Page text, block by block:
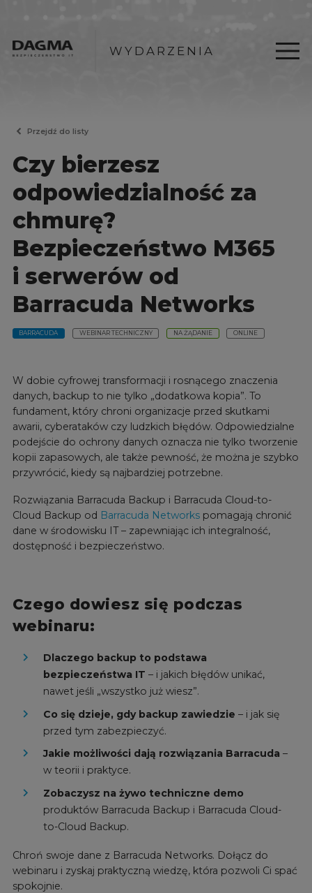
WYDARZENIA
Przejdź do listy
Czy bierzesz
odpowiedzialność za
chmurę?
Bezpieczeństwo M365
i serwerów od
Barracuda Networks
BARRACUDA WEBINAR TECHNICZNY NA ŻĄDANIE ONLINE
W dobie cyfrowej transformacji i rosnącego znaczenia
danych, backup to nie tylko „dodatkowa kopia”. To
fundament, który chroni organizacje przed skutkami
awarii, cyberataków czy ludzkich błędów. Odpowiedzialne
podejście do ochrony danych oznacza nie tylko tworzenie
kopii zapasowych, ale także pewność, że można je szybko
przywrócić, kiedy są najbardziej potrzebne.
Rozwiązania Barracuda Backup i Barracuda Cloud-to-
Cloud Backup od Barracuda Networkspomagają chronić
dane w środowisku IT – zapewniając ich integralność,
dostępność i bezpieczeństwo.
Czego dowiesz się podczas
webinaru:
Dlaczego backup to podstawa
bezpieczeństwa IT – i jakich błędów unikać,
nawet jeśli „wszystko już wiesz”.
Co się dzieje, gdy backup zawiedzie – i jak się
przed tym zabezpieczyć.
Jakie możliwości dają rozwiązania Barracuda–
w teorii i praktyce.
Zobaczysz na żywo techniczne demo
produktów Barracuda Backup i Barracuda Cloud-
to-Cloud Backup.
Chroń swoje dane z Barracuda Networks. Dołącz do
webinaru i zyskaj praktyczną wiedzę, która pozwoli Ci spać
spokojnie.